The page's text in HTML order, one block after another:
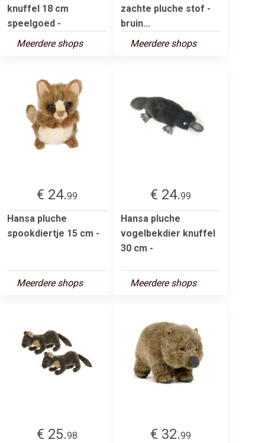
knuffel 18 cm
speelgoed -
Meerdere shops
zachte pluche stof -
bruin...
Meerdere shops
€ 24.99
Hansa pluche
spookdiertje 15 cm -
Meerdere shops
€ 24.99
Hansa pluche
vogelbekdier knuffel
30 cm -
Meerdere shops
€ 25.98
€ 32.99